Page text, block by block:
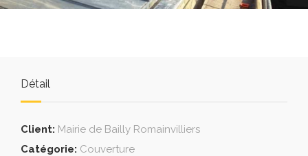
Détail
Client: Mairie de Bailly Romainvilliers
Catégorie: Couverture